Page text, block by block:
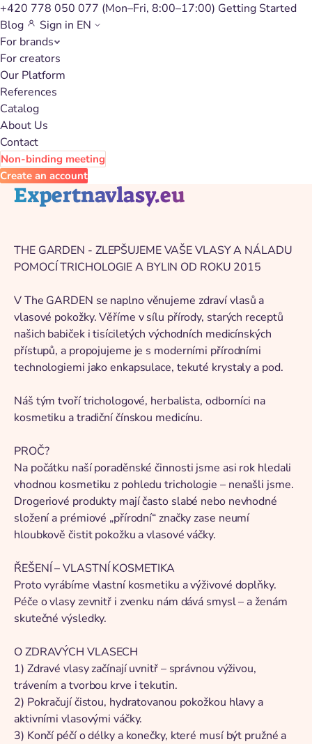
+420 778 050 077 (Mon–Fri, 8:00–17:00) Getting Started
Blog
Sign in EN
For brands
For creators
Our Platform
References
Catalog
About Us
Contact
Non-binding meeting
Create an account
Back to catalog
Expertnavlasy.eu
THE GARDEN - ZLEPŠUJEME VAŠE VLASY A NÁLADU
POMOCÍ TRICHOLOGIE A BYLIN OD ROKU 2015
V The GARDEN se naplno věnujeme zdraví vlasů a
vlasové pokožky. Věříme v sílu přírody, starých receptů
našich babiček i tisíciletých východních medicínských
přístupů, a propojujeme je s moderními přírodními
technologiemi jako enkapsulace, tekuté krystaly a pod.
Náš tým tvoří trichologové, herbalista, odborníci na
kosmetiku a tradiční čínskou medicínu.
PROČ?
Na počátku naší poraděnské činnosti jsme asi rok hledali
vhodnou kosmetiku z pohledu trichologie – nenašli jsme.
Drogeriové produkty mají často slabé nebo nevhodné
složení a prémiové „přírodní“ značky zase neumí
hloubkově čistit pokožku a vlasové váčky.
ŘEŠENÍ – VLASTNÍ KOSMETIKA
Proto vyrábíme vlastní kosmetiku a výživové doplňky.
Péče o vlasy zevnitř i zvenku nám dává smysl – a ženám
skutečné výsledky.
O ZDRAVÝCH VLASECH
1) Zdravé vlasy začínají uvnitř – správnou výživou,
trávením a tvorbou krve i tekutin.
2) Pokračují čistou, hydratovanou pokožkou hlavy a
aktivními vlasovými váčky.
3) Končí péčí o délky a konečky, které musí být pružné a